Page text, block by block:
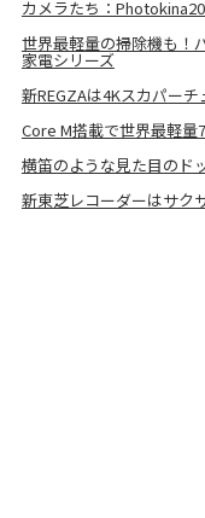
カメラたち：
世界最軽量の掃除機も！
家電シリーズ
新REGZAは4Kスカパー
Core M搭載で世界最軽量
横笛のような見た目のド
新東芝レコーダーはサク